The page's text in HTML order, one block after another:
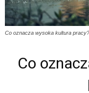
Co oznacza wysoka kultura pracy?
Co